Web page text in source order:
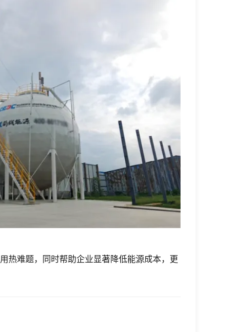
热难题，同时帮助企业显著降低能源成本，更